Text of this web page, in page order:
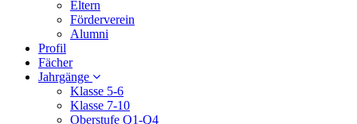
Eltern
Förderverein
Alumni
Profil
Fächer
Jahrgänge
Klasse 5-6
Klasse 7-10
Oberstufe Q1-Q4